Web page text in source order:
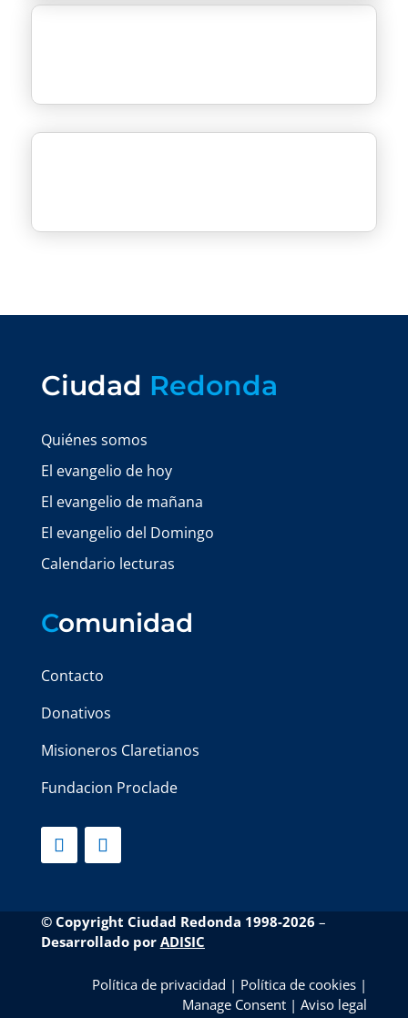
Ciudad Redonda
Quiénes somos
El evangelio de hoy
El evangelio de mañana
El evangelio del Domingo
Calendario lecturas
Comunidad
Contacto
Donativos
Misioneros Claretianos
Fundacion Proclade
© Copyright Ciudad Redonda 1998-2026 –
Desarrollado por ADISIC
Política de privacidad | Política de cookies |
Manage Consent |Aviso legal